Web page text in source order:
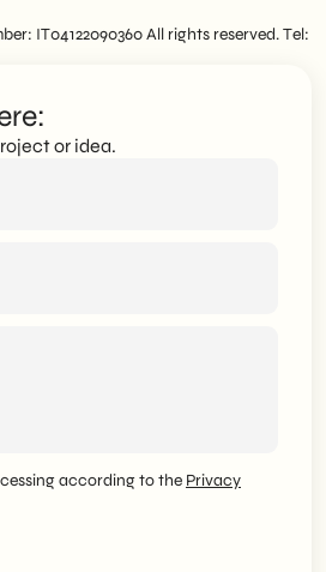
IT04122090360 All rights reserved. Tel:
or idea.
according to the Privacy